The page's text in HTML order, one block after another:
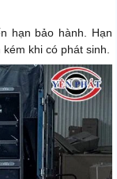
hạn bảo hành. Hạn
khi có phát sinh.